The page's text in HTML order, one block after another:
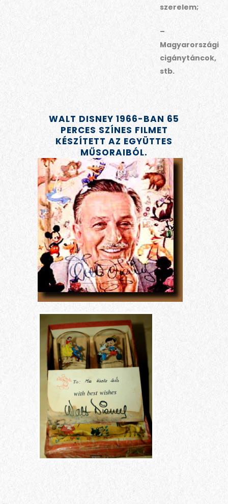
szerelem;
–
Magyarországi
cigánytáncok,
stb.
WALT DISNEY 1966-BAN 65
PERCES SZÍNES FILMET
KÉSZÍTETT AZ EGYÜTTES
MŰSORAIBÓL.